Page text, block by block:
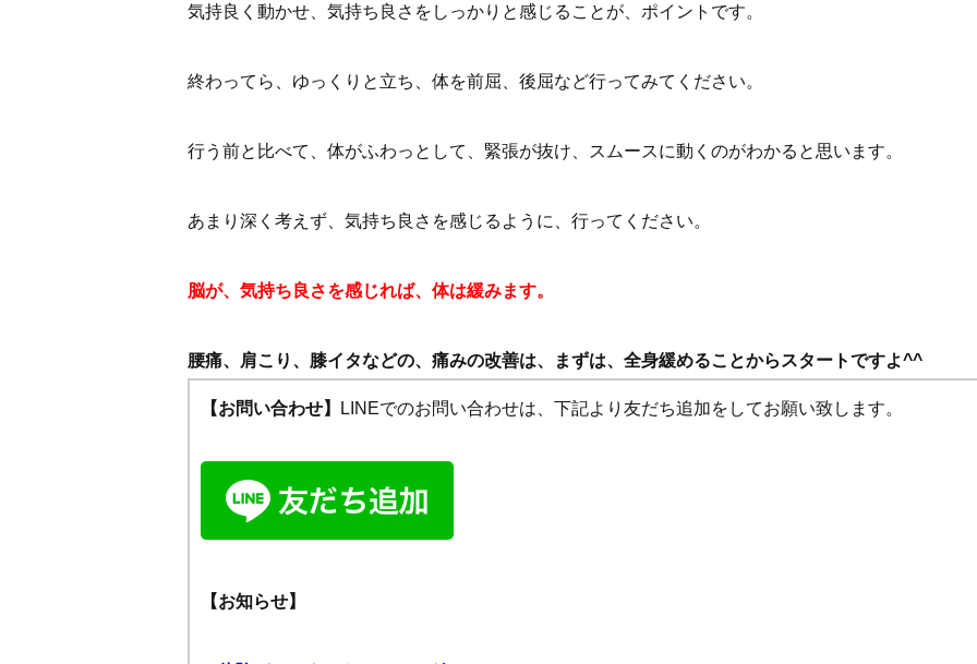
気持良く動かせ、気持ち良さをしっかりと感じることが、ポイントです。
終わってら、ゆっくりと立ち、体を前屈、後屈など行ってみてください。
行う前と比べて、体がふわっとして、緊張が抜け、スムースに動くのがわかると思います。
あまり深く考えず、気持ち良さを感じるように、行ってください。
脳が、気持ち良さを感じれば、体は緩みます。
腰痛、肩こり、膝イタなどの、痛みの改善は、まずは、全身緩めることからスタートですよ^^
【お問い合わせ】 LINEでのお問い合わせは、下記より友だち追加をしてお願い致します。
【お知らせ】